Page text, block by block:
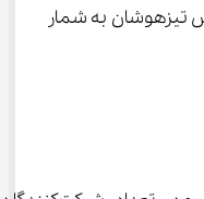
می‌دهد و اصلی‌ترین معیار برای قبولی در مدارس تیزهوشان به شمار